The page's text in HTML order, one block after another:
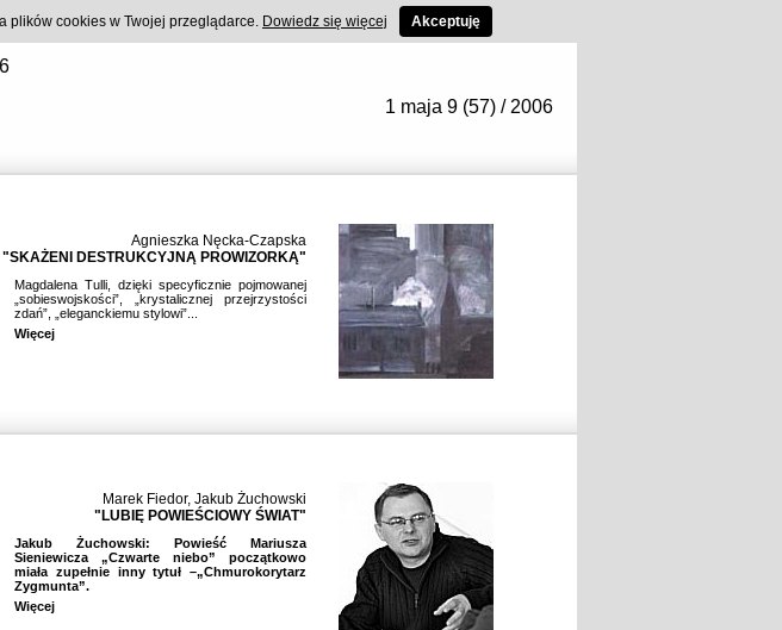
1 maja 9 (57) / 2006
Agnieszka Nęcka-Czapska
"SKAŻENI DESTRUKCYJNĄ PROWIZORKĄ"
Magdalena Tulli, dzięki specyficznie pojmowanej
„sobieswojskości”, „krystalicznej przejrzystości
zdań”, „eleganckiemu stylowi”...
Więcej
Marek Fiedor, Jakub Żuchowski
"LUBIĘ POWIEŚCIOWY ŚWIAT"
Jakub Żuchowski: Powieść Mariusza
Sieniewicza „Czwarte niebo” początkowo
miała zupełnie inny tytuł –„Chmurokorytarz
Zygmunta”.
Więcej
plików cookies w Twojej przeglądarce. Dowiedz się więcej Akceptuję